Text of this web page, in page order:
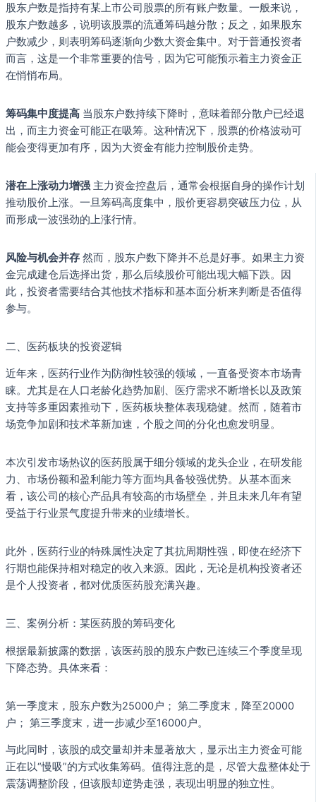
股东户数是指持有某上市公司股票的所有账户数量。一般来说，
股东户数越多，说明该股票的流通筹码越分散；反之，如果股东
户数减少，则表明筹码逐渐向少数大资金集中。对于普通投资者
而言，这是一个非常重要的信号，因为它可能预示着主力资金正
在悄悄布局。
筹码集中度提高 当股东户数持续下降时，意味着部分散户已经退
出，而主力资金可能正在吸筹。这种情况下，股票的价格波动可
能会变得更加有序，因为大资金有能力控制股价走势。
潜在上涨动力增强 主力资金控盘后，通常会根据自身的操作计划
推动股价上涨。一旦筹码高度集中，股价更容易突破压力位，从
而形成一波强劲的上涨行情。
风险与机会并存 然而，股东户数下降并不总是好事。如果主力资
金完成建仓后选择出货，那么后续股价可能出现大幅下跌。因
此，投资者需要结合其他技术指标和基本面分析来判断是否值得
参与。
二、医药板块的投资逻辑
近年来，医药行业作为防御性较强的领域，一直备受资本市场青
睐。尤其是在人口老龄化趋势加剧、医疗需求不断增长以及政策
支持等多重因素推动下，医药板块整体表现稳健。然而，随着市
场竞争加剧和技术革新加速，个股之间的分化也愈发明显。
本次引发市场热议的医药股属于细分领域的龙头企业，在研发能
力、市场份额和盈利能力等方面均具备较强优势。从基本面来
看，该公司的核心产品具有较高的市场壁垒，并且未来几年有望
受益于行业景气度提升带来的业绩增长。
此外，医药行业的特殊属性决定了其抗周期性强，即使在经济下
行期也能保持相对稳定的收入来源。因此，无论是机构投资者还
是个人投资者，都对优质医药股充满兴趣。
三、案例分析：某医药股的筹码变化
根据最新披露的数据，该医药股的股东户数已连续三个季度呈现
下降态势。具体来看：
第一季度末，股东户数为25000户； 第二季度末，降至20000
户； 第三季度末，进一步减少至16000户。
与此同时，该股的成交量却并未显著放大，显示出主力资金可能
正在以“慢吸”的方式收集筹码。值得注意的是，尽管大盘整体处于
震荡调整阶段，但该股却逆势走强，表现出明显的独立性。